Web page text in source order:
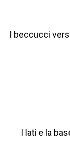
I beccucci
I lati e la